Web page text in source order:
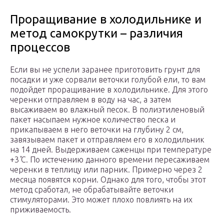
Проращивание в холодильнике и
метод самокрутки – различия
процессов
Если вы не успели заранее приготовить грунт для
посадки и уже сорвали веточки голубой ели, то вам
подойдет проращивание в холодильнике. Для этого
черенки отправляем в воду на час, а затем
высаживаем во влажный песок. В полиэтиленовый
пакет насыпаем нужное количество песка и
прикапываем в него веточки на глубину 2 см,
завязываем пакет и отправляем его в холодильник
на 14 дней. Выдерживаем саженцы при температуре
+3 ̊С. По истечению данного времени пересаживаем
черенки в теплицу или парник. Примерно через 2
месяца появятся корни. Однако для того, чтобы этот
метод сработал, не обрабатывайте веточки
стимуляторами. Это может плохо повлиять на их
приживаемость.